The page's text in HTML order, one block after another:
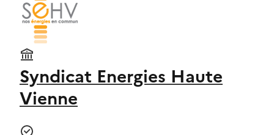
Syndicat Energies Haute
Vienne